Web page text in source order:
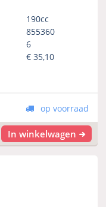
190cc
855360
6
€35,10
op voorraad
In winkelwagen